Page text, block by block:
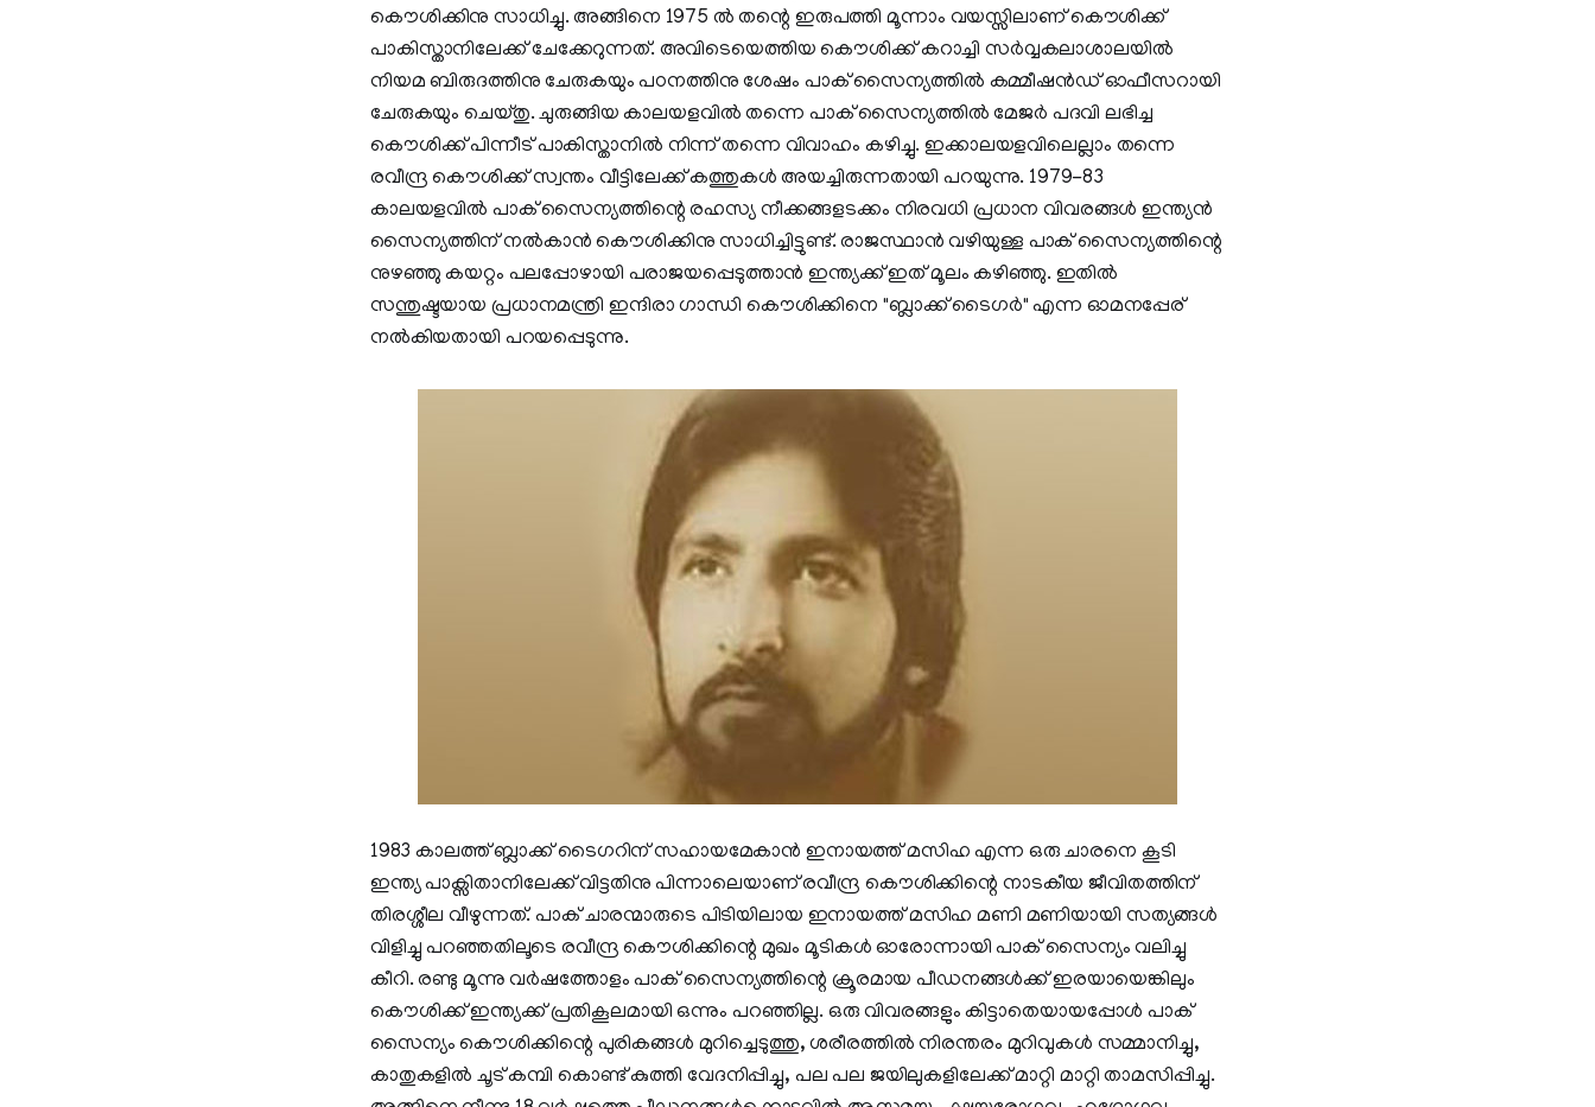
കൌശിക്കിനു സാധിച്ചു. അങ്ങിനെ 1975 ൽ തന്റെ ഇരുപത്തി മൂന്നാം വയസ്സിലാണ് കൌശിക്ക്
പാകിസ്താനിലേക്ക് ചേക്കേറുന്നത്. അവിടെയെത്തിയ കൌശിക്ക് കറാച്ചി സർവ്വകലാശാലയിൽ
നിയമ ബിരുദത്തിനു ചേരുകയും പഠനത്തിനു ശേഷം പാക് സൈന്യത്തിൽ കമ്മീഷൻഡ് ഓഫീസറായി
ചേരുകയും ചെയ്തു. ചുരുങ്ങിയ കാലയളവിൽ തന്നെ പാക് സൈന്യത്തിൽ മേജർ പദവി ലഭിച്ച
കൌശിക്ക് പിന്നീട് പാകിസ്താനിൽ നിന്ന് തന്നെ വിവാഹം കഴിച്ചു. ഇക്കാലയളവിലെല്ലാം തന്നെ
രവീന്ദ്ര കൌശിക്ക് സ്വന്തം വീട്ടിലേക്ക് കത്തുകൾ അയച്ചിരുന്നതായി പറയുന്നു. 1979-83
കാലയളവിൽ പാക് സൈന്യത്തിന്റെ രഹസ്യ നീക്കങ്ങളടക്കം നിരവധി പ്രധാന വിവരങ്ങൾ ഇന്ത്യൻ
സൈന്യത്തിന് നൽകാൻ കൌശിക്കിനു സാധിച്ചിട്ടുണ്ട്. രാജസ്ഥാൻ വഴിയുള്ള പാക് സൈന്യത്തിന്റെ
നുഴഞ്ഞു കയറ്റം പലപ്പോഴായി പരാജയപ്പെടുത്താൻ ഇന്ത്യക്ക് ഇത് മൂലം കഴിഞ്ഞു. ഇതിൽ
സന്തുഷ്ടയായ പ്രധാനമന്ത്രി ഇന്ദിരാ ഗാന്ധി കൌശിക്കിനെ "ബ്ലാക്ക് ടൈഗർ" എന്ന ഓമനപ്പേര്
നൽകിയതായി പറയപ്പെടുന്നു.
1983 കാലത്ത് ബ്ലാക്ക്‌ ടൈഗറിന് സഹായമേകാൻ ഇനായത്ത് മസിഹ എന്ന ഒരു ചാരനെ കൂടി
ഇന്ത്യ പാക്സിതാനിലേക്ക് വിട്ടതിനു പിന്നാലെയാണ് രവീന്ദ്ര കൌശിക്കിന്റെ നാടകീയ ജീവിതത്തിന്
തിരശ്ശീല വീഴുന്നത്. പാക് ചാരന്മാരുടെ പിടിയിലായ ഇനായത്ത് മസിഹ മണി മണിയായി സത്യങ്ങൾ
വിളിച്ചു പറഞ്ഞതിലൂടെ രവീന്ദ്ര കൌശിക്കിന്റെ മുഖം മൂടികൾ ഓരോന്നായി പാക് സൈന്യം വലിച്ചു
കീറി. രണ്ടു മൂന്നു വർഷത്തോളം പാക് സൈന്യത്തിന്റെ ക്രൂരമായ പീഡനങ്ങൾക്ക് ഇരയായെങ്കിലും
കൌശിക്ക് ഇന്ത്യക്ക് പ്രതികൂലമായി ഒന്നും പറഞ്ഞില്ല. ഒരു വിവരങ്ങളും കിട്ടാതെയായപ്പോൾ പാക്
സൈന്യം കൌശിക്കിന്റെ പുരികങ്ങൾ മുറിച്ചെടുത്തു, ശരീരത്തിൽ നിരന്തരം മുറിവുകൾ സമ്മാനിച്ചു,
കാതുകളിൽ ചൂട് കമ്പി കൊണ്ട് കുത്തി വേദനിപ്പിച്ചു, പല പല ജയിലുകളിലേക്ക് മാറ്റി മാറ്റി താമസിപ്പിച്ചു.